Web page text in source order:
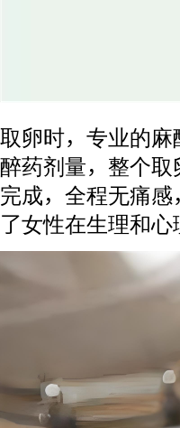
取卵时，专业的
醉药剂量，整个取
完成，全程无痛
了女性在生理和心